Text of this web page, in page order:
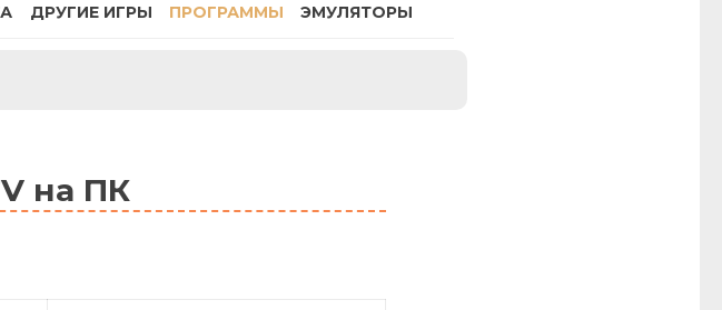
ДРУГИЕ ИГРЫ ПРОГРАММЫ ЭМУЛЯТОРЫ
на ПК